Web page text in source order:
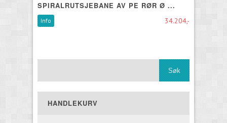
SPIRALRUTSJEBANE AV PE RØR Ø ...
34.204,-
Info
HANDLEKURV